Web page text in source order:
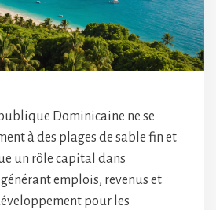
Dominicaine ne se
à des plages de sable fin et
un rôle capital dans
générant emplois, revenus et
pour les